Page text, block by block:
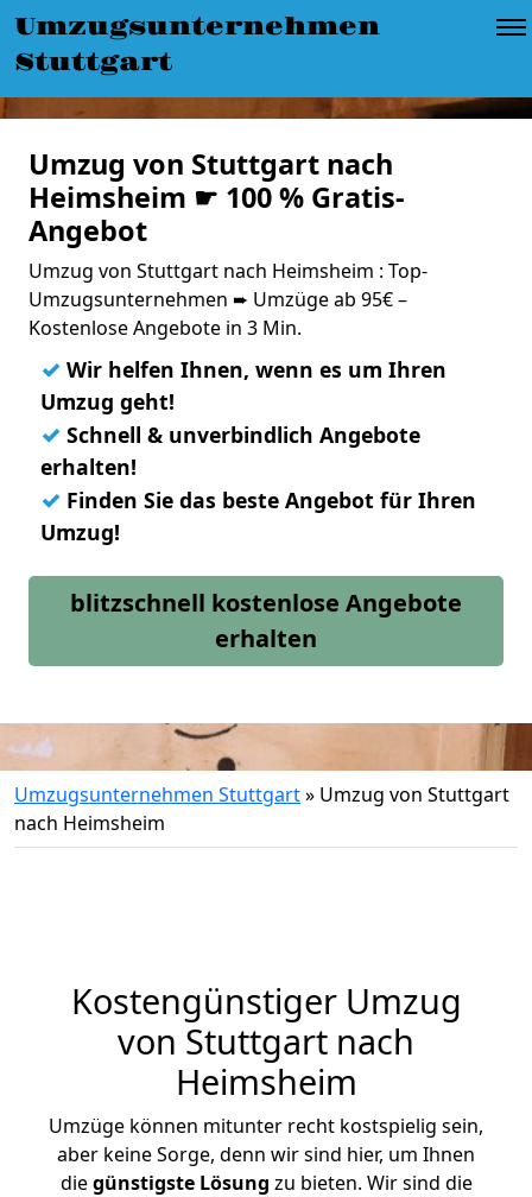
Umzugsunternehmen
Stuttgart
Umzug von Stuttgart nach
Heimsheim ☛ 100 % Gratis-
Angebot
Umzug von Stuttgart nach Heimsheim : Top-
Umzugsunternehmen ➨ Umzüge ab 95€ –
Kostenlose Angebote in 3 Min.
✓ Wir helfen Ihnen, wenn es um Ihren
Umzug geht!
✓ Schnell & unverbindlich Angebote
erhalten!
✓ Finden Sie das beste Angebot für Ihren
Umzug!
blitzschnell kostenlose Angebote
erhalten
Umzugsunternehmen Stuttgart» Umzug von Stuttgart
nach Heimsheim
Kostengünstiger Umzug
von Stuttgart nach
Heimsheim
Umzüge können mitunter recht kostspielig sein,
aber keine Sorge, denn wir sind hier, um Ihnen
diegünstigste Lösung zu bieten. Wir sind die